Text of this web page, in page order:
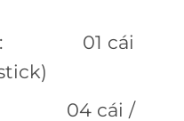
: 01 cái
: 04 cái /